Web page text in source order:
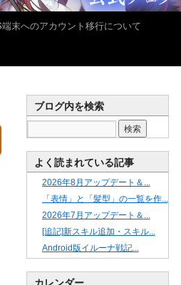
末へのアカウント移行について
ブログ内を検索
よく読まれている記事
2026年8月アップデート＆...
「表情」と「髪型」の一覧を作...
2026年7月アップデート＆...
[追記]新スキル追加・スキル...
Android版イルーナ戦記...
カレンダー